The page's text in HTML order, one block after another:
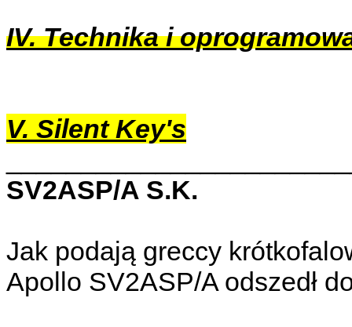
IV. Technika i
V. Silent Key's
SV2ASP/A S.K.
Jak podają greccy
Apollo SV2ASP/A odszedł